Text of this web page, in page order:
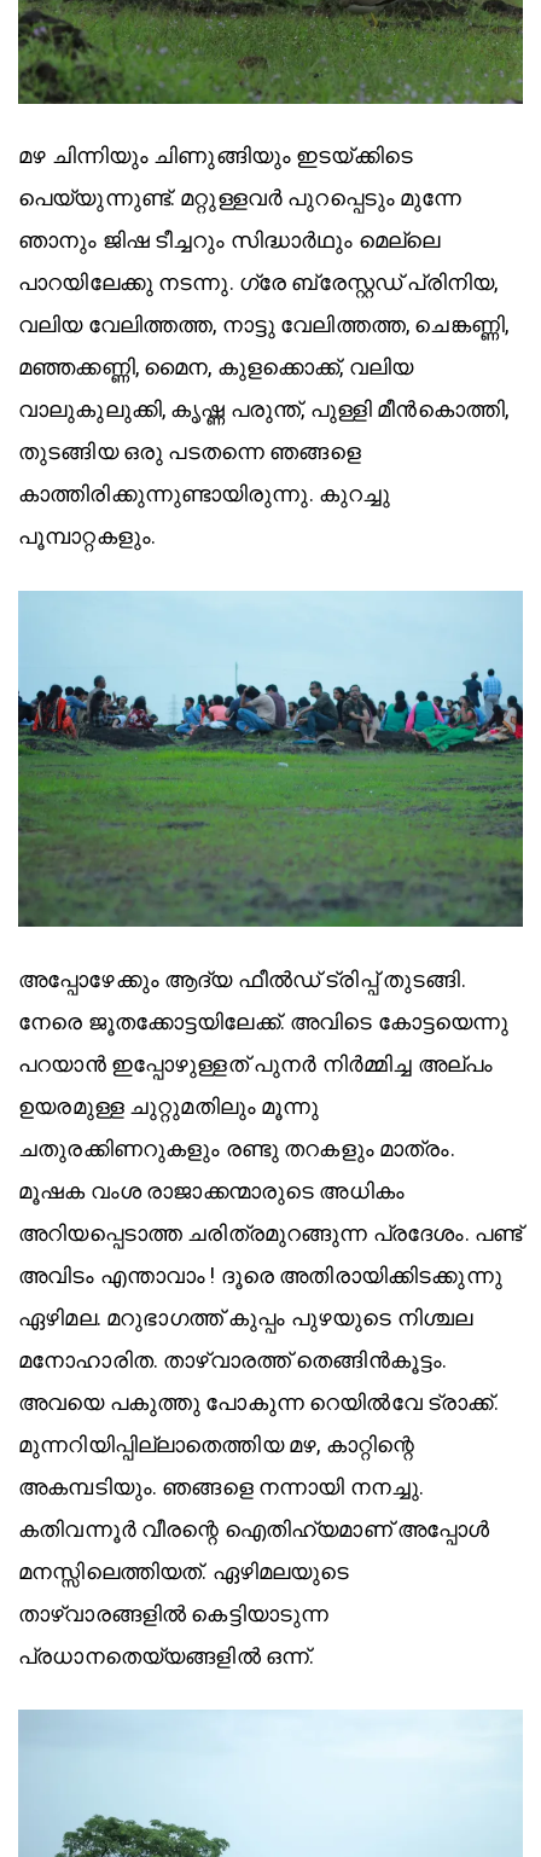
മഴ ചിന്നിയും ചിണുങ്ങിയും ഇടയ്ക്കിടെ
പെയ്യുന്നുണ്ട്. മറ്റുള്ളവർ പുറപ്പെടും മുന്നേ
ഞാനും ജിഷ ടീച്ചറും സിദ്ധാർഥും മെല്ലെ
പാറയിലേക്കു നടന്നു. ഗ്രേ ബ്രേസ്റ്റഡ് പ്രിനിയ,
വലിയ വേലിത്തത്ത, നാട്ടു വേലിത്തത്ത, ചെങ്കണ്ണി,
മഞ്ഞക്കണ്ണി, മൈന, കുളക്കൊക്ക്, വലിയ
വാലുകുലുക്കി, കൃഷ്ണ പരുന്ത്, പുള്ളി മീൻകൊത്തി,
തുടങ്ങിയ ഒരു പടതന്നെ ഞങ്ങളെ
കാത്തിരിക്കുന്നുണ്ടായിരുന്നു. കുറച്ചു
പൂമ്പാറ്റകളും.
അപ്പോഴേക്കും ആദ്യ ഫീൽഡ് ട്രിപ്പ് തുടങ്ങി.
നേരെ ജൂതക്കോട്ടയിലേക്ക്. അവിടെ കോട്ടയെന്നു
പറയാൻ ഇപ്പോഴുള്ളത് പുനർ നിർമ്മിച്ച അല്പം
ഉയരമുള്ള ചുറ്റുമതിലും മൂന്നു
ചതുരക്കിണറുകളും രണ്ടു തറകളും മാത്രം.
മൂഷക വംശ രാജാക്കന്മാരുടെ അധികം
അറിയപ്പെടാത്ത ചരിത്രമുറങ്ങുന്ന പ്രദേശം. പണ്ട്
അവിടം എന്താവാം ! ദൂരെ അതിരായിക്കിടക്കുന്നു
ഏഴിമല. മറുഭാഗത്ത് കുപ്പം പുഴയുടെ നിശ്ചല
മനോഹാരിത. താഴ്വാരത്ത് തെങ്ങിൻകൂട്ടം.
അവയെ പകുത്തു പോകുന്ന റെയിൽവേ ട്രാക്ക്.
മുന്നറിയിപ്പില്ലാതെത്തിയ മഴ, കാറ്റിന്റെ
അകമ്പടിയും. ഞങ്ങളെ നന്നായി നനച്ചു.
കതിവന്നൂർ വീരന്റെ ഐതിഹ്യമാണ് അപ്പോൾ
മനസ്സിലെത്തിയത്. ഏഴിമലയുടെ
താഴ്വാരങ്ങളിൽ കെട്ടിയാടുന്ന
പ്രധാനതെയ്യങ്ങളിൽ ഒന്ന്.